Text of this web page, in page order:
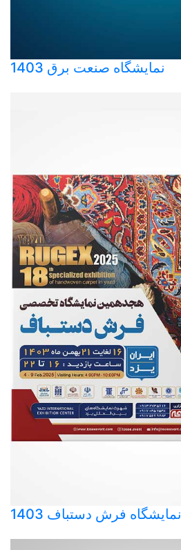
نمایشگاه صنعت برق 1403
نمایشگاه فرش دستباف 1403